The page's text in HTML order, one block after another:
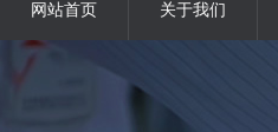
网站首页 关于我们